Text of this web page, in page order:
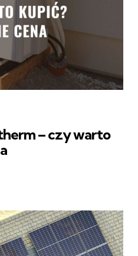
– czy warto